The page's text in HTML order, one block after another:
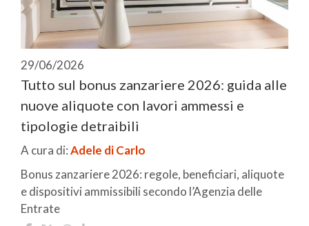
29/06/2026
Tutto sul bonus zanzariere 2026: guida alle
nuove aliquote con lavori ammessi e
tipologie detraibili
A cura di:Adele di Carlo
Bonus zanzariere 2026: regole, beneficiari, aliquote
e dispositivi ammissibili secondo l’Agenzia delle
Entrate